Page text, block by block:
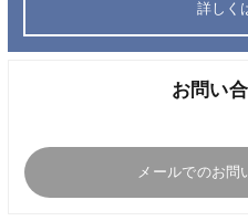
詳しく
お問い
メールでのお問